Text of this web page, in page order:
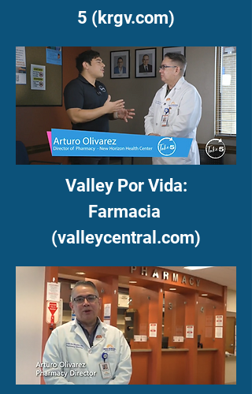
5 (krgv.com)
Valley Por Vida:
Farmacia
(valleycentral.com)